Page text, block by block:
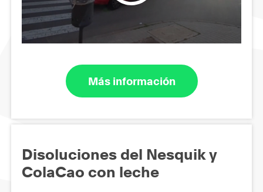
Más información
Disoluciones del Nesquik y
ColaCao con leche